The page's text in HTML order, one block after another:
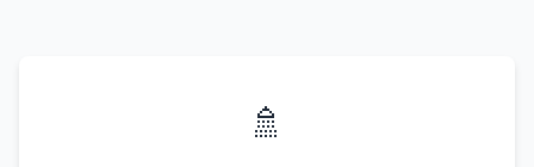
🚿